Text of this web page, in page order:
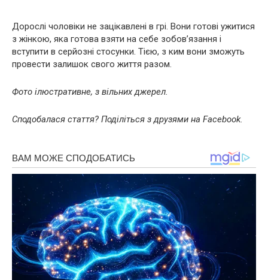
Дорослі чоловіки не зацікавлені в грі. Вони готові ужитися
з жінкою, яка готова взяти на себе зобов’язання і
вступити в серйозні стосунки. Тією, з ким вони зможуть
провести залишок свого життя разом.
Фото ілюстративне, з вільних джерел.
Сподобалася стаття? Поділіться з друзями на Facebook.